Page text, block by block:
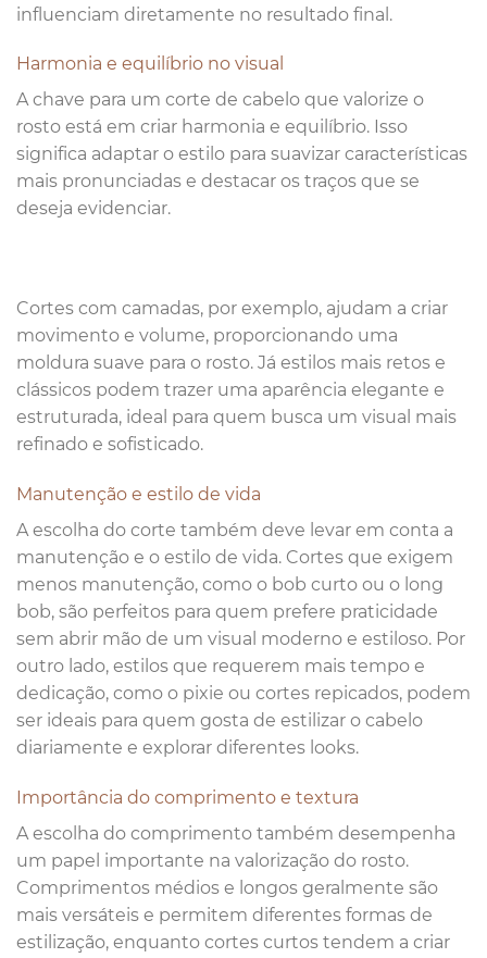
influenciam diretamente no resultado final.
Harmonia e equilíbrio no visual
A chave para um corte de cabelo que valorize o
rosto está em criar harmonia e equilíbrio. Isso
significa adaptar o estilo para suavizar características
mais pronunciadas e destacar os traços que se
deseja evidenciar.
Cortes com camadas, por exemplo, ajudam a criar
movimento e volume, proporcionando uma
moldura suave para o rosto. Já estilos mais retos e
clássicos podem trazer uma aparência elegante e
estruturada, ideal para quem busca um visual mais
refinado e sofisticado.
Manutenção e estilo de vida
A escolha do corte também deve levar em conta a
manutenção e o estilo de vida. Cortes que exigem
menos manutenção, como o bob curto ou o long
bob, são perfeitos para quem prefere praticidade
sem abrir mão de um visual moderno e estiloso. Por
outro lado, estilos que requerem mais tempo e
dedicação, como o pixie ou cortes repicados, podem
ser ideais para quem gosta de estilizar o cabelo
diariamente e explorar diferentes looks.
Importância do comprimento e textura
A escolha do comprimento também desempenha
um papel importante na valorização do rosto.
Comprimentos médios e longos geralmente são
mais versáteis e permitem diferentes formas de
estilização, enquanto cortes curtos tendem a criar